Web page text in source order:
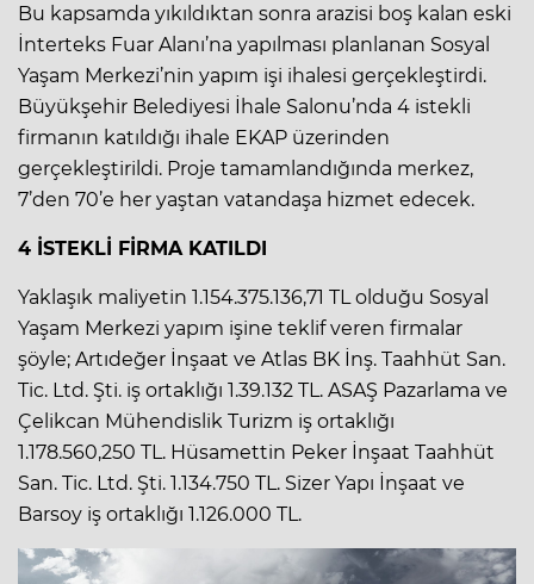
Bu kapsamda yıkıldıktan sonra arazisi boş kalan eski
İnterteks Fuar Alanı’na yapılması planlanan Sosyal
Yaşam Merkezi’nin yapım işi ihalesi gerçekleştirdi.
Büyükşehir Belediyesi İhale Salonu’nda 4 istekli
firmanın katıldığı ihale EKAP üzerinden
gerçekleştirildi. Proje tamamlandığında merkez,
7’den 70’e her yaştan vatandaşa hizmet edecek.
4 İSTEKLİ FİRMA KATILDI
Yaklaşık maliyetin 1.154.375.136,71 TL olduğu Sosyal
Yaşam Merkezi yapım işine teklif veren firmalar
şöyle; Artıdeğer İnşaat ve Atlas BK İnş. Taahhüt San.
Tic. Ltd. Şti. iş ortaklığı 1.39.132 TL. ASAŞ Pazarlama ve
Çelikcan Mühendislik Turizm iş ortaklığı
1.178.560,250 TL. Hüsamettin Peker İnşaat Taahhüt
San. Tic. Ltd. Şti. 1.134.750 TL. Sizer Yapı İnşaat ve
Barsoy iş ortaklığı 1.126.000 TL.